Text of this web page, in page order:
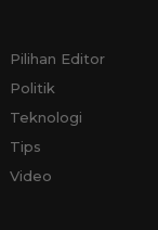
Pilihan Editor
Politik
Teknologi
Tips
Video